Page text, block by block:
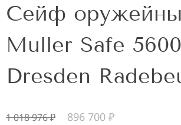
Сейф
Muller Safe
Dresden
1 018 976₽ 896 700 ₽